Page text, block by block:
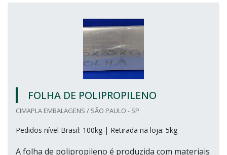
FOLHA DE POLIPROPILENO
CIMAPLA EMBALAGENS / SÃO PAULO - SP
Pedidos nível Brasil: 100kg | Retirada na loja: 5kg
A folha de polipropileno é produzida com materiais